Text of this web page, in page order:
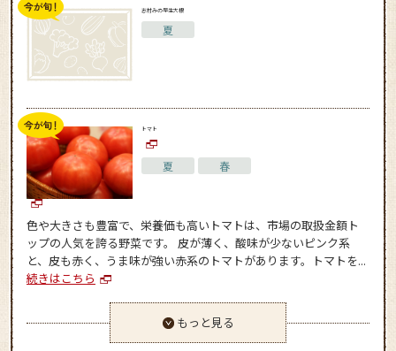
志村みの早生大根
夏
トマト
夏 春
色や大きさも豊富で、栄養価も高いトマトは、市場の取扱金額ト
ップの人気を誇る野菜です。 皮が薄く、酸味が少ないピンク系
と、皮も赤く、うま味が強い赤系のトマトがあります。トマトを...
続きはこちら
もっと見る